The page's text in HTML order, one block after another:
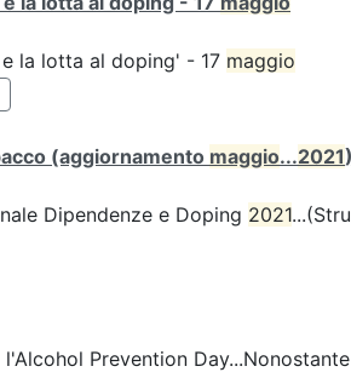
la lotta al doping' - 17 maggio
(aggiornamento maggio...2021)
Dipendenze e Doping 2021
Prevention